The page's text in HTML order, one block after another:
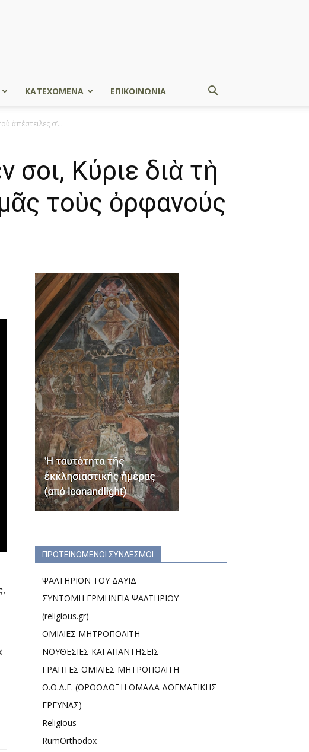
ΚΑΤΕΧΟΜΕΝΑ ΕΠΙΚΟΙΝΩΝΙΑ
ἀπέστειλες σ’...
Κύριε διὰ τὴ
τοὺς ὀρφανούς
ΠΡΟΤΕΙΝΟΜΕΝΟΙ ΣΥΝΔΕΣΜΟΙ
ΨΑΛΤΗΡΙΟΝ ΤΟΥ ΔΑΥΙΔ
ΣΥΝΤΟΜΗ ΕΡΜΗΝΕΙΑ ΨΑΛΤΗΡΙΟΥ
(religious.gr)
ΟΜΙΛΙΕΣ ΜΗΤΡΟΠΟΛΙΤΗ
ΝΟΥΘΕΣΙΕΣ ΚΑΙ ΑΠΑΝΤΗΣΕΙΣ
ΓΡΑΠΤΕΣ ΟΜΙΛΙΕΣ ΜΗΤΡΟΠΟΛΙΤΗ
Ο.Ο.Δ.Ε. (ΟΡΘΟΔΟΞΗ ΟΜΑΔΑ ΔΟΓΜΑΤΙΚΗΣ
ΕΡΕΥΝΑΣ)
Religious
RumOrthodox